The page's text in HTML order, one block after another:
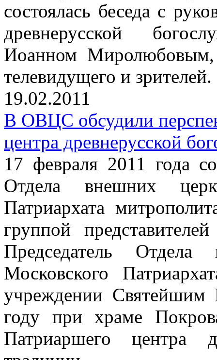
состоялась беседа с
древнерусской
Иоанном Миролюбовым,
телевидущего и зрителей.
19.02.2011
В ОВЦС обсудили
центра древнерусской
17 февраля 2011 года
Отдела внешних
Патриархата
группой
Председатель
Московского
учреждении
году при храме
Патриаршего центра